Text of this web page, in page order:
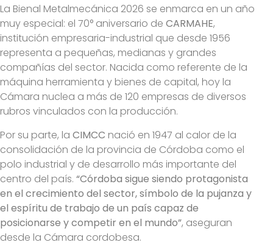
La Bienal Metalmecánica 2026 se enmarca en un año
muy especial: el 70° aniversario de CARMAHE,
institución empresaria-industrial que desde 1956
representa a pequeñas, medianas y grandes
compañías del sector. Nacida como referente de la
máquina herramienta y bienes de capital, hoy la
Cámara nuclea a más de 120 empresas de diversos
rubros vinculados con la producción.
Por su parte, la CIMCC nació en 1947 al calor de la
consolidación de la provincia de Córdoba como el
polo industrial y de desarrollo más importante del
centro del país. “Córdoba sigue siendo protagonista
en el crecimiento del sector, símbolo de la pujanza y
el espíritu de trabajo de un país capaz de
posicionarse y competir en el mundo”, aseguran
desde la Cámara cordobesa.